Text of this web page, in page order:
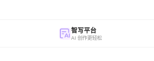
智写平台
AI 创作更轻松